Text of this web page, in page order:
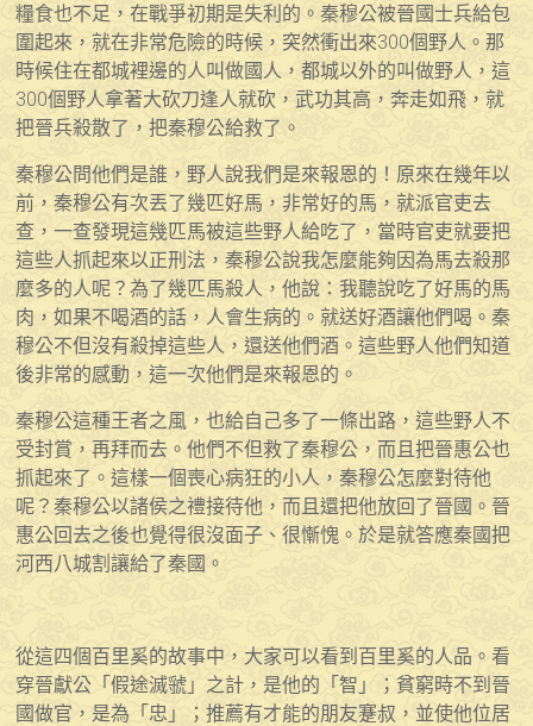
糧食也不足，在戰爭初期是失利的。秦穆公被晉國士兵給包
圍起來，就在非常危險的時候，突然衝出來300個野人。那
時候住在都城裡邊的人叫做國人，都城以外的叫做野人，這
300個野人拿著大砍刀逢人就砍，武功其高，奔走如飛，就
把晉兵殺散了，把秦穆公給救了。
秦穆公問他們是誰，野人說我們是來報恩的！原來在幾年以
前，秦穆公有次丟了幾匹好馬，非常好的馬，就派官吏去
查，一查發現這幾匹馬被這些野人給吃了，當時官吏就要把
這些人抓起來以正刑法，秦穆公說我怎麼能夠因為馬去殺那
麼多的人呢？為了幾匹馬殺人，他說：我聽說吃了好馬的馬
肉，如果不喝酒的話，人會生病的。就送好酒讓他們喝。秦
穆公不但沒有殺掉這些人，還送他們酒。這些野人他們知道
後非常的感動，這一次他們是來報恩的。
秦穆公這種王者之風，也給自己多了一條出路，這些野人不
受封賞，再拜而去。他們不但救了秦穆公，而且把晉惠公也
抓起來了。這樣一個喪心病狂的小人，秦穆公怎麼對待他
呢？秦穆公以諸侯之禮接待他，而且還把他放回了晉國。晉
惠公回去之後也覺得很沒面子、很慚愧。於是就答應秦國把
河西八城割讓給了秦國。
從這四個百里奚的故事中，大家可以看到百里奚的人品。看
穿晉獻公「假途滅虢」之計，是他的「智」；貧窮時不到晉
國做官，是為「忠」；推薦有才能的朋友蹇叔，並使他位居